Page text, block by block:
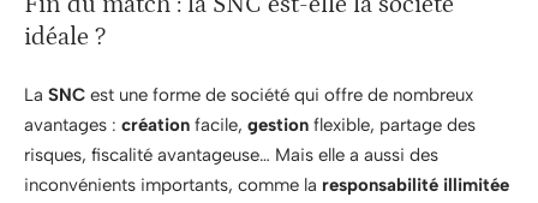
idéale ?
La SNC est une forme de société qui offre de nombreux
avantages : création facile, gestion flexible, partage des
risques, fiscalité avantageuse… Mais elle a aussi des
inconvénients importants, comme la responsabilité illimitée